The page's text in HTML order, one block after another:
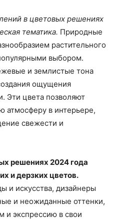
в цветовых решениях
тематика. Природные
растительного
выбором.
и землистые тона
ощущения
Эти цвета позволяют
атмосферу в интерьере,
свежести и
решениях 2024 года
и дерзких цветов.
и искусства, дизайнеры
и неожиданные оттенки,
и экспрессию в свои